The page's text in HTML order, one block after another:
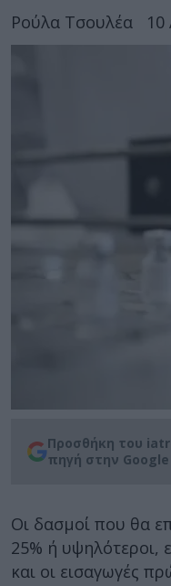
Ρούλα Τσουλέα 10
Προσθήκη του
πηγή στην Google
Οι δασμοί που θα
25% ή υψηλότεροι,
και οι εισαγωγές